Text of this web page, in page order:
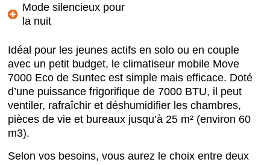
Mode silencieux pour
la nuit
Idéal pour les jeunes actifs en solo ou en couple
avec un petit budget, le climatiseur mobile Move
7000 Eco de Suntec est simple mais efficace. Doté
d’une puissance frigorifique de 7000 BTU, il peut
ventiler, rafraîchir et déshumidifier les chambres,
pièces de vie et bureaux jusqu’à 25 m² (environ 60
m3).
Selon vos besoins, vous aurez le choix entre deux